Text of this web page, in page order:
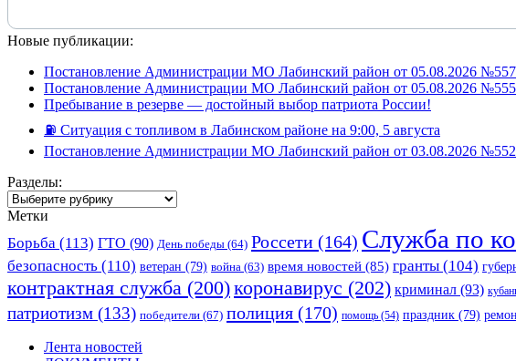
Новые публикации:
Постановление Администрации МО Лабинский район от 05.08.2026 №557
Постановление Администрации МО Лабинский район от 05.08.2026 №555
Пребывание в резерве — достойный выбор патриота России!
⛽️ Ситуация с топливом в Лабинском районе на 9:00, 5 августа
Постановление Администрации МО Лабинский район от 03.08.2026 №552
Разделы:
Разделы:
Метки
Борьба (113) ГТО (90) День победы (64) Россети (164) Служба по
безопасность (110) ветеран (79) война (63) время новостей (85) гранты (104)
контрактная служба (200)коронавирус (202) криминал (93)
патриотизм (133) победители (67) полиция (170) помощь (54) праздник (79)
Лента новостей